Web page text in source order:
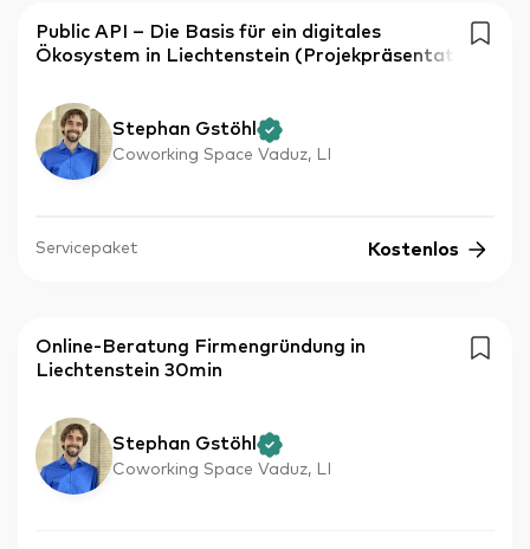
Public API – Die Basis für ein digitales
Ökosystem in Liechtenstein (Projekpräsentat
Stephan Gstöhl
Coworking Space Vaduz, LI
Servicepaket Kostenlos
Online-Beratung Firmengründung in
Liechtenstein 30min
Stephan Gstöhl
Coworking Space Vaduz, LI